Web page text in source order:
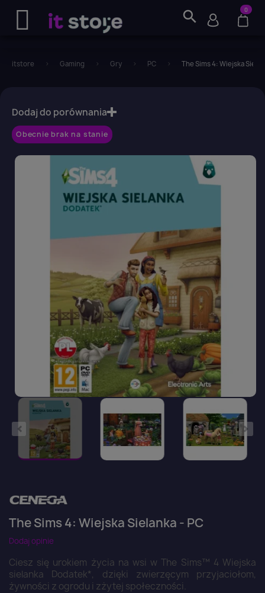
search 0
itstore Gaming Gry PC The Sims 4: Wiejska
Obecnie brak na stanie
The Sims 4: Wiejska Sielanka - PC
Dodaj opinie
Ciesz się urokiem życia na wsi w The Sims™ 4 Wiejska
sielanka Dodatek*, dzięki zwierzęcym przyjaciołom,
żywności z ogrodu i zżytej społeczności.
Dodaj do porównania